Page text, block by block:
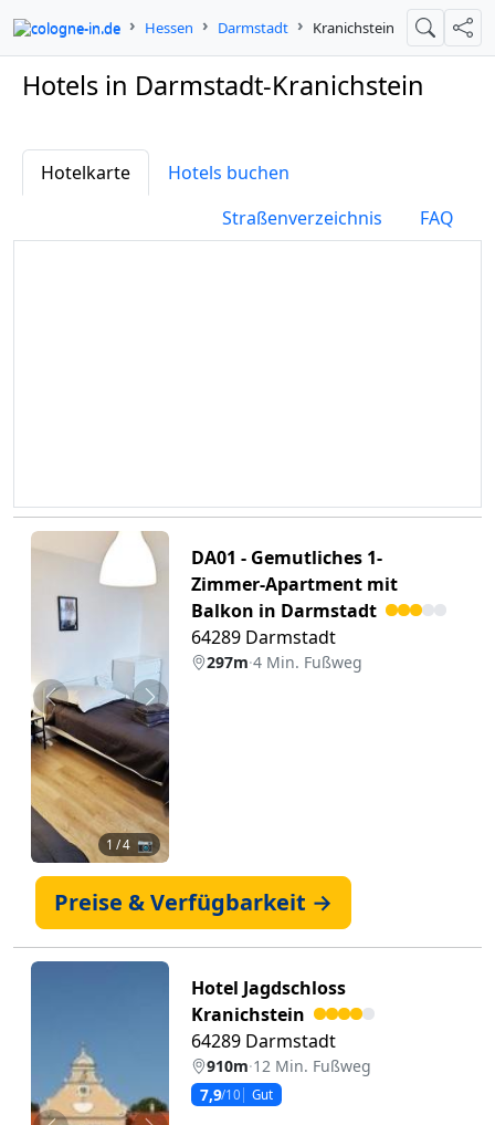
cologne-in.de Hessen Darmstadt Kranichstein Suche
Hotels in Darmstadt-Kranichstein
Hotelkarte
Hotels buchen
Straßenverzeichnis
FAQ
Zurück Weiter
1 / 4 📷
DA01 - Gemutliches 1-
Zimmer-Apartment mit
Balkon in Darmstadt
64289 Darmstadt
297m·4 Min. Fußweg
Preise & Verfügbarkeit →
Hotel Jagdschloss
Kranichstein
64289 Darmstadt
910m·12 Min. Fußweg
7,9/10 Gut